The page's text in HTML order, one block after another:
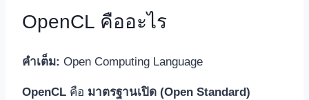
OpenCL คืออะไร
คำเต็ม: Open Computing Language
OpenCL คือ มาตรฐานเปิด (Open Standard)